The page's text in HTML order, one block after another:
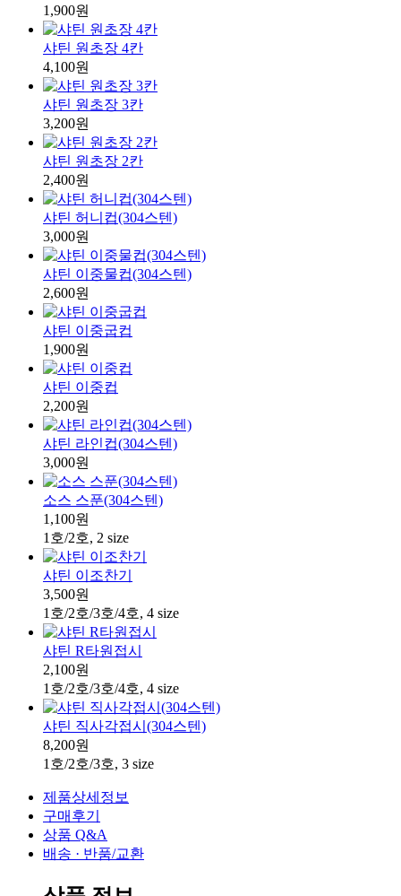
1,900원
샤틴 원초장 4칸
4,100원
샤틴 원초장 3칸
3,200원
샤틴 원초장 2칸
2,400원
샤틴 허니컵(304스텐)
3,000원
샤틴 이중물컵(304스텐)
2,600원
샤틴 이중굽컵
1,900원
샤틴 이중컵
2,200원
샤틴 라인컵(304스텐)
3,000원
소스 스푼(304스텐)
1,100원
1호/2호, 2 size
샤틴 이조찬기
3,500원
1호/2호/3호/4호, 4 size
샤틴 R타원접시
2,100원
1호/2호/3호/4호, 4 size
샤틴 직사각접시(304스텐)
8,200원
1호/2호/3호, 3 size
제품상세정보
구매후기
상품 Q&A
배송 · 반품/교환